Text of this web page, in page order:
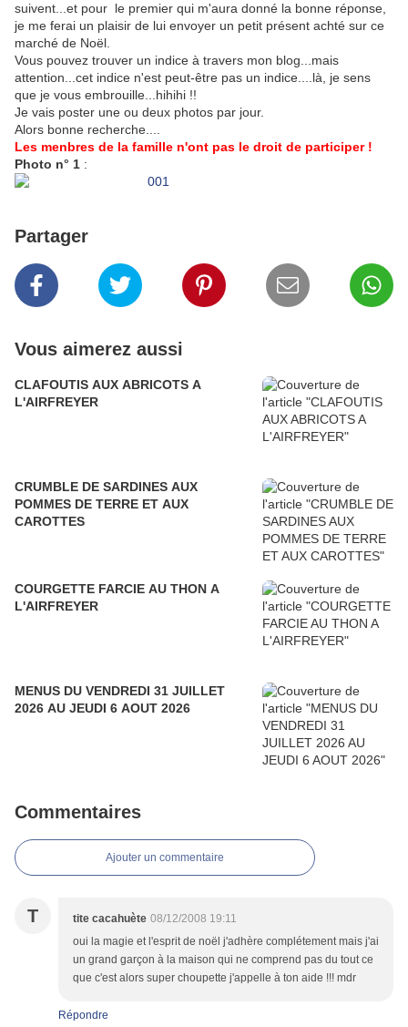
suivent...et pour le premier qui m'aura donné la bonne réponse,
je me ferai un plaisir de lui envoyer un petit présent achté sur ce
marché de Noël.
Vous pouvez trouver un indice à travers mon blog...mais
attention...cet indice n'est peut-être pas un indice....là, je sens
que je vous embrouille...hihihi !!
Je vais poster une ou deux photos par jour.
Alors bonne recherche....
Les menbres de la famille n'ont pas le droit de participer !
Photo n° 1 :
Partager
Vous aimerez aussi
CLAFOUTIS AUX ABRICOTS A
L'AIRFREYER
CRUMBLE DE SARDINES AUX
POMMES DE TERRE ET AUX
CAROTTES
COURGETTE FARCIE AU THON A
L'AIRFREYER
MENUS DU VENDREDI 31 JUILLET
2026 AU JEUDI 6 AOUT 2026
Commentaires
Ajouter un commentaire
T tite cacahuète 08/12/2008 19:11
oui la magie et l'esprit de noël j'adhère complétement mais j'ai
un grand garçon à la maison qui ne comprend pas du tout ce
que c'est alors super choupette j'appelle à ton aide !!! mdr
Répondre